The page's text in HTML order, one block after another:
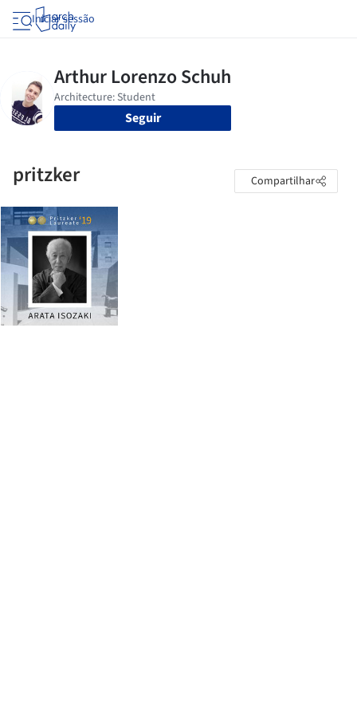
Iniciar sessão
Seguir
pritzker Compartilhar